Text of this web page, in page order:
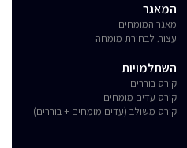
המאגר
מאגר המומחים
עצות לבחירת מומחה
השתלמויות
קורס בוררים
קורס עדים מומחים
קורס משולב (עדים מומחים + בוררים)